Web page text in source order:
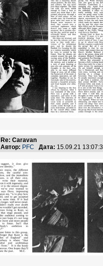
Re: Caravan
Автор: PFC Дата: 15.09.21